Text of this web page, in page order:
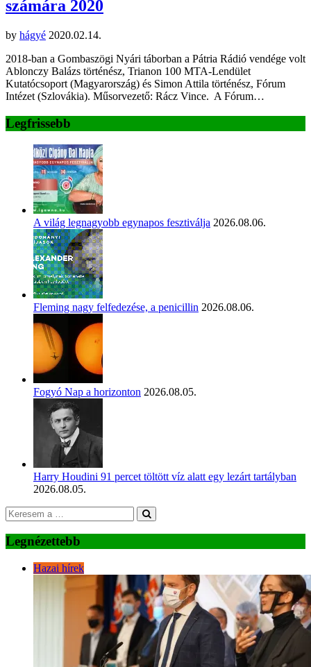
számára 2020
by hágyé 2020.02.14.
2018-ban a Gombaszögi Nyári táborban a Pátria Rádió vendége volt
Ablonczy Balázs történész, Trianon 100 MTA-Lendület
Kutatócsoport (Magyarország) és Simon Attila történész, Fórum
Intézet (Szlovákia). Műsorvezető: Rácz Vince. A Fórum…
Legfrissebb
A világ legnagyobb egynapos fesztiválja 2026.08.06.
Fleming nagy felfedezése, a penicillin 2026.08.06.
Fogyó Nap a horizonton 2026.08.05.
Harry Houdini 91 percet töltött víz alatt egy lezárt tartályban
2026.08.05.
Legnézettebb
Hazai hírek